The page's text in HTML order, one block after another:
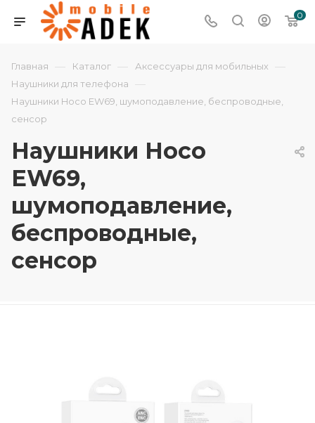
0
Главная — Каталог — Аксессуары для мобильных —
Наушники для телефона —
Наушники Hoco EW69, шумоподавление, беспроводные,
сенсор
Наушники Hoco
EW69,
шумоподавление,
беспроводные,
сенсор